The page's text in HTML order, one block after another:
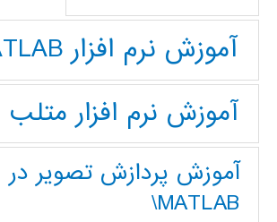
آموزش نرم افزار MATLAB
آموزش نرم افزار متلب
آموزش پردازش تصوير در
MATLAB\